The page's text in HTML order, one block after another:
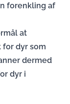
forenkling af
at
dyr som
dermed
dyr i